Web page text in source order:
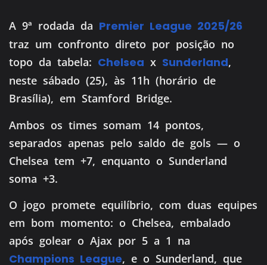
A 9ª rodada da Premier League 2025/26
traz um confronto direto por posição no
topo da tabela: Chelsea x Sunderland,
neste sábado (25), às 11h (horário de
Brasília), em Stamford Bridge.
Ambos os times somam 14 pontos,
separados apenas pelo saldo de gols — o
Chelsea tem +7, enquanto o Sunderland
soma +3.
O jogo promete equilíbrio, com duas equipes
em bom momento: o Chelsea, embalado
após golear o Ajax por 5 a 1 na
Champions League, e o Sunderland, que